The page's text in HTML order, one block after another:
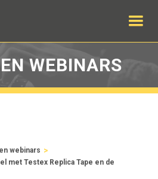
WEBINARS
webinars >
met Testex Replica Tape en de